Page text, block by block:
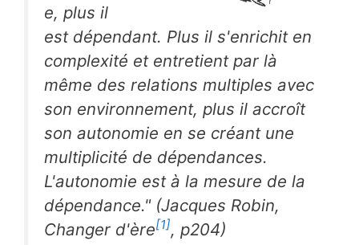
e, plus il
est dépendant. Plus il s'enrichit en
complexité et entretient par là
même des relations multiples avec
son environnement, plus il accroît
son autonomie en se créant une
multiplicité de dépendances.
L'autonomie est à la mesure de la
dépendance." (Jacques Robin,
Changer d'ère[1], p204)